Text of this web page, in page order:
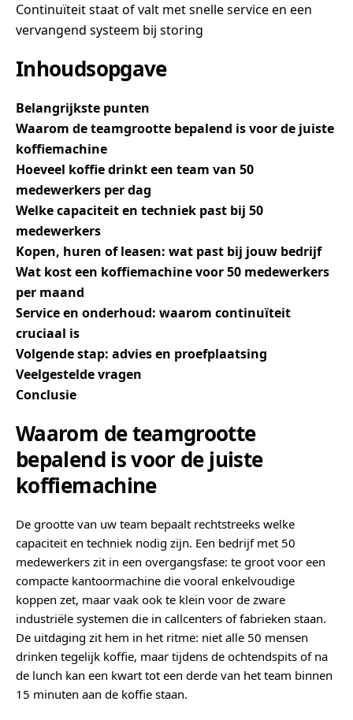
Continuïteit staat of valt met snelle service en een
vervangend systeem bij storing
Inhoudsopgave
Belangrijkste punten
Waarom de teamgrootte bepalend is voor de juiste
koffiemachine
Hoeveel koffie drinkt een team van 50
medewerkers per dag
Welke capaciteit en techniek past bij 50
medewerkers
Kopen, huren of leasen: wat past bij jouw bedrijf
Wat kost een koffiemachine voor 50 medewerkers
per maand
Service en onderhoud: waarom continuïteit
cruciaal is
Volgende stap: advies en proefplaatsing
Veelgestelde vragen
Conclusie
Waarom de teamgrootte
bepalend is voor de juiste
koffiemachine
De grootte van uw team bepaalt rechtstreeks welke
capaciteit en techniek nodig zijn. Een bedrijf met 50
medewerkers zit in een overgangsfase: te groot voor een
compacte kantoormachine die vooral enkelvoudige
koppen zet, maar vaak ook te klein voor de zware
industriële systemen die in callcenters of fabrieken staan.
De uitdaging zit hem in het ritme: niet alle 50 mensen
drinken tegelijk koffie, maar tijdens de ochtendspits of na
de lunch kan een kwart tot een derde van het team binnen
15 minuten aan de koffie staan.